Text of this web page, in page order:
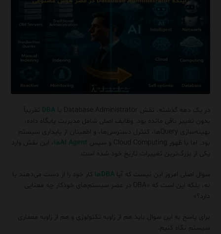
در یک دهه گذشته، نقش Database Administrator یا DBA تقریباً
بدون تغییر باقی مانده بود. وظایف اصلی شامل مدیریت پایگاه داده،
بهینه‌سازی Queryها، کنترل دسترسی‌ها، و اطمینان از پایداری سیستم
بود. اما با ظهور Cloud Computing و سپس
AI Agentها
، این نقش وارد
یکی از بزرگ‌ترین تغییرات تاریخ خود شده است.
سوال اصلی امروز این نیست که آیاDBAها
کار خود را از دست می‌دهند یا
نه، بلکه این است که «DBA در عصر سیستم‌های خودکار چه معنایی
دارد؟»
برای پاسخ به این سوال باید هم از زاویه تکنولوژی و هم از زاویه معماری
سیستم نگاه کنیم.